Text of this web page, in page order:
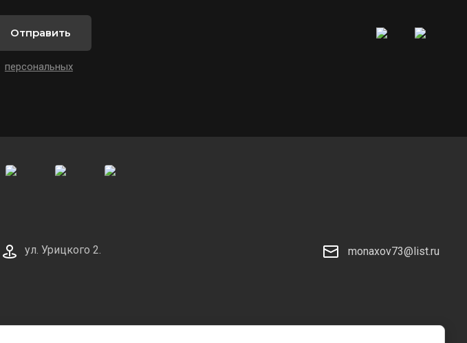
персональных
Отправить
ул. Урицкого 2. monaxov73@list.ru